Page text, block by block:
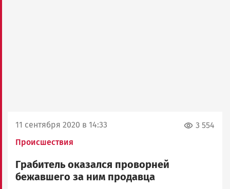
11 сентября 2020 в 14:33
Происшествия
3 554
Грабитель оказался проворней
бежавшего за ним продавца